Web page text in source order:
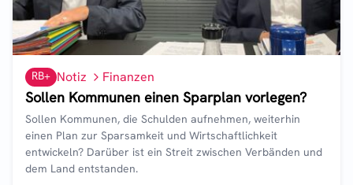
RB+ Notiz Finanzen
Sollen Kommunen einen Sparplan vorlegen?
Sollen Kommunen, die Schulden aufnehmen, weiterhin
einen Plan zur Sparsamkeit und Wirtschaftlichkeit
entwickeln? Darüber ist ein Streit zwischen Verbänden und
dem Land entstanden.